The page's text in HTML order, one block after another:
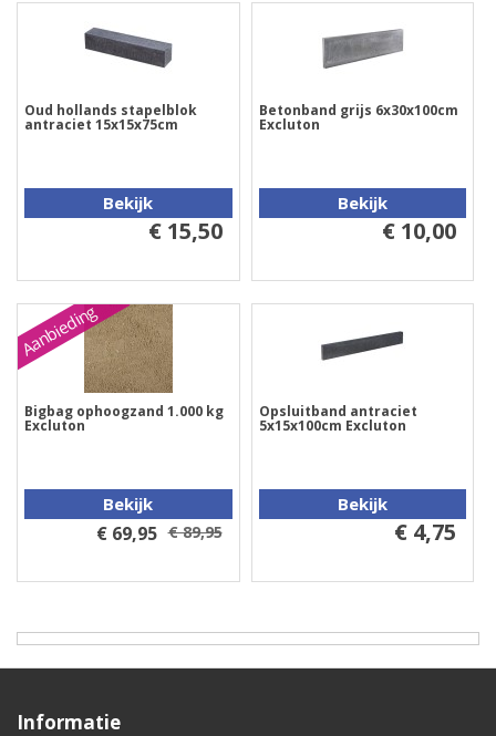
Oud hollands stapelblok
antraciet 15x15x75cm
Bekijk
€ 15,50
Betonband grijs 6x30x100cm
Excluton
Bekijk
€ 10,00
Aanbieding
Bigbag ophoogzand 1.000 kg
Excluton
Bekijk
€ 69,95 € 89,95
Opsluitband antraciet
5x15x100cm Excluton
Bekijk
€ 4,75
Informatie